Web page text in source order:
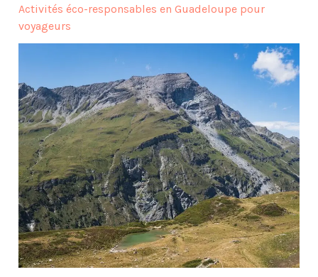
Activités éco-responsables en Guadeloupe pour
voyageurs